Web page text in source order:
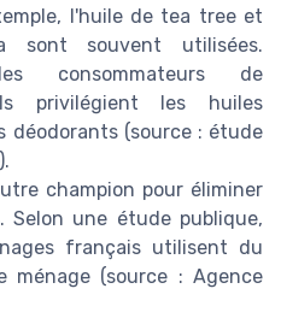
l'huile de tea tree et
sont souvent utilisées.
consommateurs de
privilégient les huiles
déodorants (source : étude
champion pour éliminer
Selon une étude publique,
français utilisent du
ménage (source : Agence